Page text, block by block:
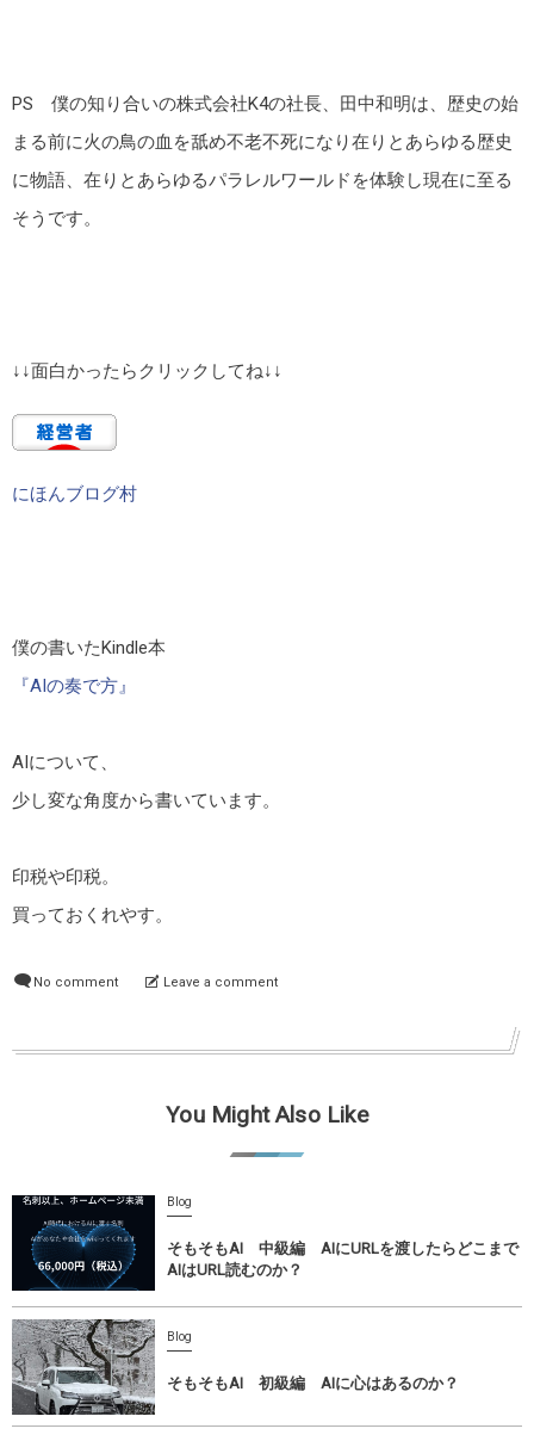
PS 僕の知り合いの株式会社K4の社長、田中和明は、歴史の始
まる前に火の鳥の血を舐め不老不死になり在りとあらゆる歴史
に物語、在りとあらゆるパラレルワールドを体験し現在に至る
そうです。
↓↓面白かったらクリックしてね↓↓
にほんブログ村
僕の書いたKindle本
『AIの奏で方』
AIについて、
少し変な角度から書いています。
印税や印税。
買っておくれやす。
No comment Leave a comment
You Might Also Like
Blog
そもそもAI 中級編 AIにURLを渡したらどこまで
AIはURL読むのか？
Blog
そもそもAI 初級編 AIに心はあるのか？